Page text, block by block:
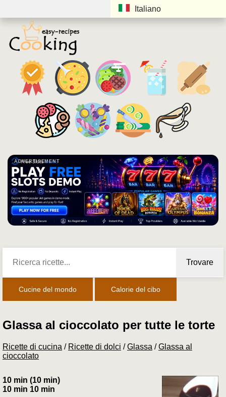
Italiano
ADVERTISEMENT
Trovare
Cucine del mondo Calorie del cibo
Glassa al cioccolato per tutte le torte
Ricette di cucina / Ricette di dolci /Glassa /Glassa al
cioccolato
10 min (10 min)
10 min 10 min